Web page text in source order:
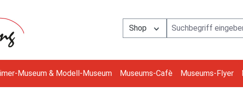
Shop
Museum & Modell-Museum Museums-Cafè Museums-Flyer